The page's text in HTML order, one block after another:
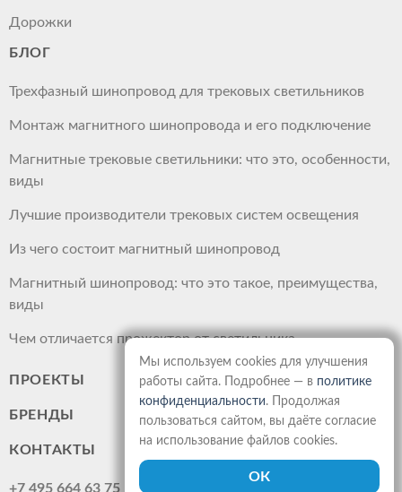
Дорожки
БЛОГ
Трехфазный шинопровод для трековых светильников
Монтаж магнитного шинопровода и его подключение
Магнитные трековые светильники: что это, особенности,
виды
Лучшие производители трековых систем освещения
Из чего состоит магнитный шинопровод
Магнитный шинопровод: что это такое, преимущества,
виды
Чем отличается прожектор от светильника
ПРОЕКТЫ
БРЕНДЫ
КОНТАКТЫ
+7 495 664 63 75
Мы используем cookies для улучшения
работы сайта. Подробнее — в политике
конфиденциальности. Продолжая
пользоваться сайтом, вы даёте согласие
на использование файлов cookies.